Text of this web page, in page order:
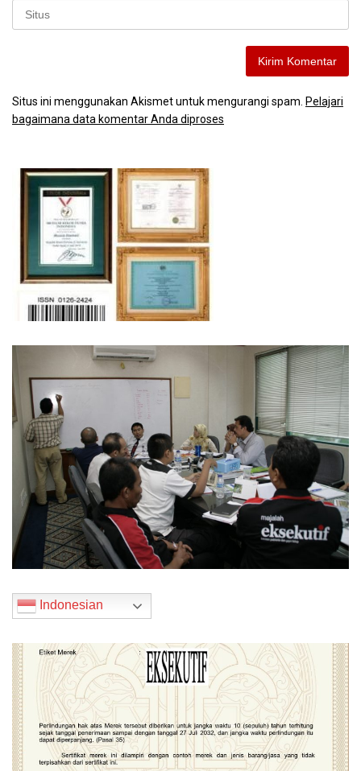
Situs ini menggunakan Akismet untuk mengurangi spam. Pelajari
bagaimana data komentar Anda diproses
Indonesian